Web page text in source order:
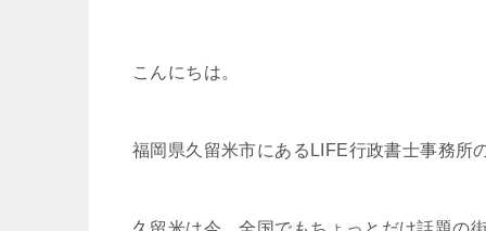
こんにちは。
福岡県久留米市にあるLIFE行政書士事務所